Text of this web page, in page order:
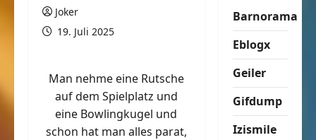
Joker
19. Juli 2025
Man nehme eine Rutsche
auf dem Spielplatz und
eine Bowlingkugel und
schon hat man alles parat,
Barnorama
Eblogx
Geiler
Gifdump
Izismile